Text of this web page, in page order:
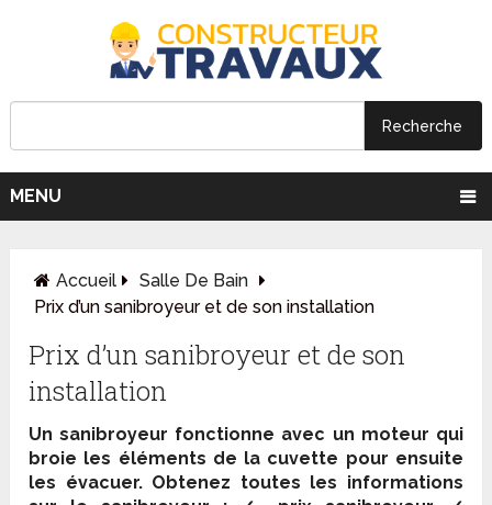
MENU
Accueil
Salle De Bain
Prix d’un sanibroyeur et de son installation
Prix d’un sanibroyeur et de son
installation
Unsanibroyeur fonctionne avec un moteur qui
broie les éléments de la cuvette pour ensuite
les évacuer. Obtenez toutes les informations